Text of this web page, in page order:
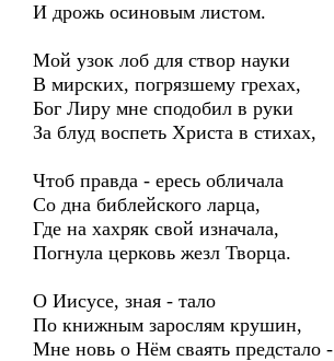
И дрожь осиновым листом.
Мой узок лоб для створ науки
В мирских, погрязшему грехах,
Бог Лиру мне сподобил в руки
За блуд воспеть Христа в стихах,
Чтоб правда - ересь обличала
Со дна библейского ларца,
Где на хахряк свой изначала,
Погнула церковь жезл Творца.
О Иисусе, зная - тало
По книжным зарослям крушин,
Мне новь о Нём сваять предстало -